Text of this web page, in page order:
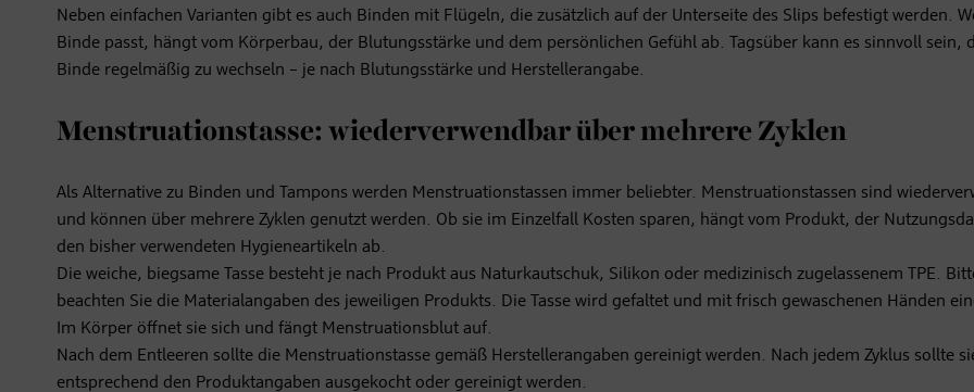
Neben einfachen Varianten gibt es auch Binden mit Flügeln, die zusätzlich auf der Unterseite des Slips befestigt werden.
Binde passt, hängt vom Körperbau, der Blutungsstärke und dem persönlichen Gefühl ab. Tagsüber kann es sinnvoll sein,
Binde regelmäßig zu wechseln – je nach Blutungsstärke und Herstellerangabe.
Menstruationstasse: wiederverwendbar über mehrere Zyklen
Als Alternative zu Binden und Tampons werden Menstruationstassen immer beliebter. Menstruationstassen sind
und können über mehrere Zyklen genutzt werden. Ob sie im Einzelfall Kosten sparen, hängt vom Produkt, der
den bisher verwendeten Hygieneartikeln ab.
Die weiche, biegsame Tasse besteht je nach Produkt aus Naturkautschuk, Silikon oder medizinisch zugelassenem TPE.
beachten Sie die Materialangaben des jeweiligen Produkts. Die Tasse wird gefaltet und mit frisch gewaschenen Händen
Im Körper öffnet sie sich und fängt Menstruationsblut auf.
Nach dem Entleeren sollte die Menstruationstasse gemäß Herstellerangaben gereinigt werden. Nach jedem Zyklus sollte
entsprechend den Produktangaben ausgekocht oder gereinigt werden.